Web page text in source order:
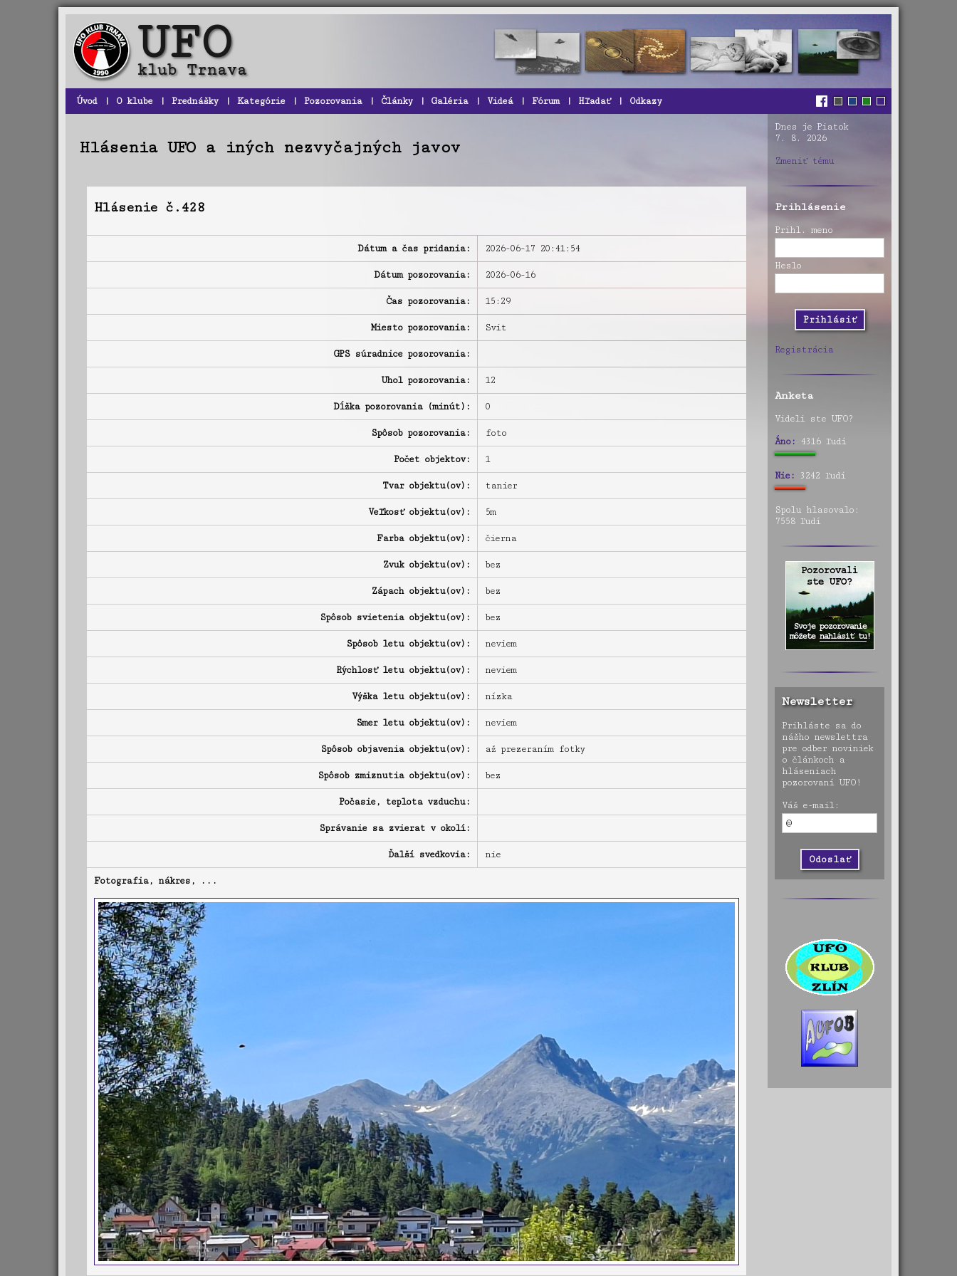
Úvod | O klube | Prednášky | Kategórie | Pozorovania | Články | Galéria | Videá | Fórum | Hľadať | Odkazy
Hlásenia UFO a iných nezvyčajných javov
Hlásenie č.428
Dátum a čas pridania: 2026-06-17 20:41:54
Dátum pozorovania: 2026-06-16
Čas pozorovania: 15:29
Miesto pozorovania: Svit
GPS súradnice pozorovania:
Uhol pozorovania: 12
Dĺžka pozorovania (minút): 0
Spôsob pozorovania: foto
Počet objektov: 1
Tvar objektu(ov): tanier
Veľkosť objektu(ov): 5m
Farba objektu(ov): čierna
Zvuk objektu(ov): bez
Zápach objektu(ov): bez
Spôsob svietenia objektu(ov): bez
Spôsob letu objektu(ov): neviem
Rýchlosť letu objektu(ov): neviem
Výška letu objektu(ov): nízka
Smer letu objektu(ov): neviem
Spôsob objavenia objektu(ov): až prezeraním fotky
Spôsob zmiznutia objektu(ov): bez
Počasie, teplota vzduchu:
Správanie sa zvierat v okolí:
Ďalší svedkovia: nie
Fotografia, nákres, ...
Dnes je Piatok
7. 8. 2026
Zmeniť tému
Prihlásenie
Prihl. meno
Heslo
Registrácia
Anketa
Videli ste UFO?
Áno: 4316 ľudí
Nie: 3242 ľudí
Spolu hlasovalo:
7558 ľudí
Newsletter
Prihláste sa do
nášho newslettra
pre odber noviniek
o článkoch a
hláseniach
pozorovaní UFO!
Váš e-mail: